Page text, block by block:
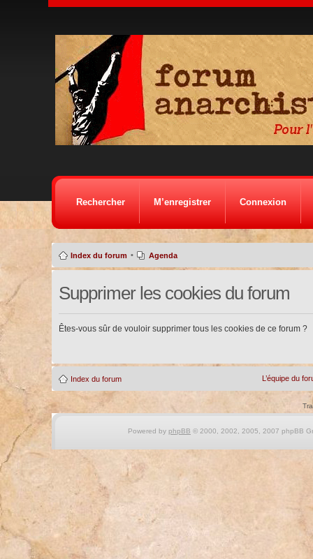
Rechercher M’enregistrer Connexion
Index du forum • Agenda
Supprimer les cookies du forum
Êtes-vous sûr de vouloir supprimer tous les cookies de ce forum ?
Index du forum L’équipe du
Powered by phpBB © 2000, 2002, 2005, 2007 phpBB